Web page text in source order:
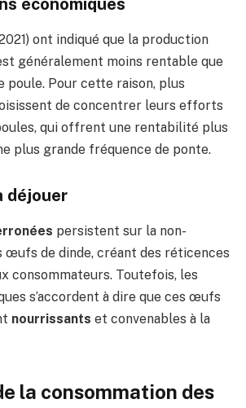
ont indiqué que la production
généralement moins rentable que
poule. Pour cette raison, plus
de concentrer leurs efforts
qui offrent une rentabilité plus
plus grande fréquence de ponte.
déjouer
persistent sur la non-
de dinde, créant des réticences
consommateurs. Toutefois, les
s’accordent à dire que ces œufs
nourrissants et convenables à la
la consommation des